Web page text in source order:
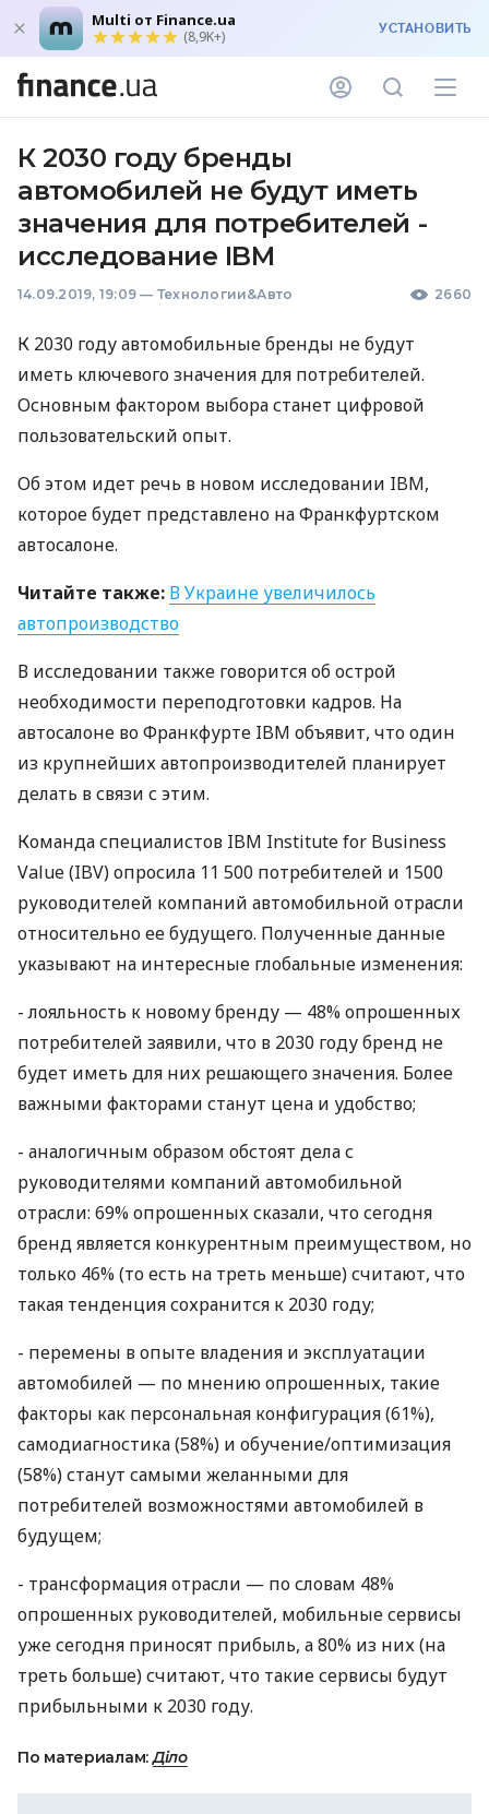
Multi от Finance.ua
(8,9K+) УСТАНОВИТЬ
К 2030 году бренды
автомобилей не будут иметь
значения для потребителей -
исследование IBM
14.09.2019, 19:09 — Технологии&Авто 2660
К 2030 году автомобильные бренды не будут
иметь ключевого значения для потребителей.
Основным фактором выбора станет цифровой
пользовательский опыт.
Об этом идет речь в новом исследовании IBM,
которое будет представлено на Франкфуртском
автосалоне.
Читайте также: В Украине увеличилось
автопроизводство
В исследовании также говорится об острой
необходимости переподготовки кадров. На
автосалоне во Франкфурте IBM объявит, что один
из крупнейших автопроизводителей планирует
делать в связи с этим.
Команда специалистов IBM Institute for Business
Value (IBV) опросила 11 500 потребителей и 1500
руководителей компаний автомобильной отрасли
относительно ее будущего. Полученные данные
указывают на интересные глобальные изменения:
- лояльность к новому бренду — 48% опрошенных
потребителей заявили, что в 2030 году бренд не
будет иметь для них решающего значения. Более
важными факторами станут цена и удобство;
- аналогичным образом обстоят дела с
руководителями компаний автомобильной
отрасли: 69% опрошенных сказали, что сегодня
бренд является конкурентным преимуществом, но
только 46% (то есть на треть меньше) считают, что
такая тенденция сохранится к 2030 году;
- перемены в опыте владения и эксплуатации
автомобилей — по мнению опрошенных, такие
факторы как персональная конфигурация (61%),
самодиагностика (58%) и обучение/оптимизация
(58%) станут самыми желанными для
потребителей возможностями автомобилей в
будущем;
- трансформация отрасли — по словам 48%
опрошенных руководителей, мобильные сервисы
уже сегодня приносят прибыль, а 80% из них (на
треть больше) считают, что такие сервисы будут
прибыльными к 2030 году.
По материалам:Діло